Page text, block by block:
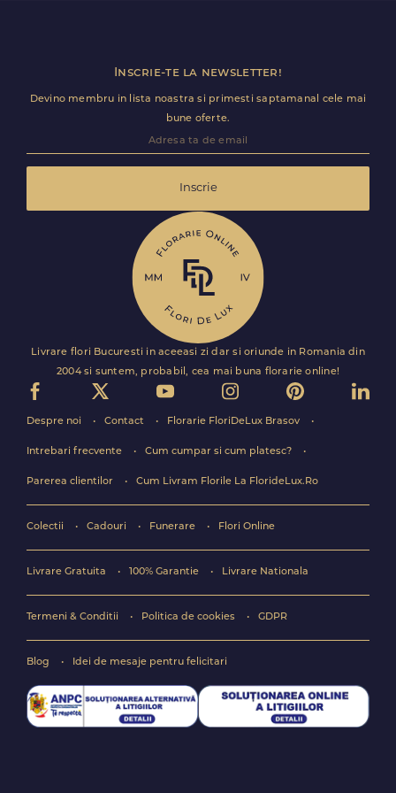
Inscrie-te la newsletter!
Devino membru in lista noastra si primesti saptamanal cele mai
bune oferte.
Inscrie
Livrare flori Bucuresti in aceeasi zi dar si oriunde in Romania din
2004 si suntem, probabil, cea mai buna florarie online!
Despre noi Contact Florarie FloriDeLux Brasov
Intrebari frecvente Cum cumpar si cum platesc?
Parerea clientilor Cum Livram Florile La FlorideLux.Ro
Colectii Cadouri Funerare Flori Online
Livrare Gratuita 100% Garantie Livrare Nationala
Termeni & Conditii Politica de cookies GDPR
Blog Idei de mesaje pentru felicitari